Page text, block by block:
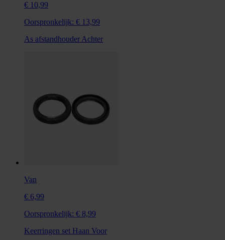
€ 10,99
Oorspronkelijk: € 13,99
As afstandhouder Achter
Van
€ 6,99
Oorspronkelijk: € 8,99
Keerringen set Haan Voor